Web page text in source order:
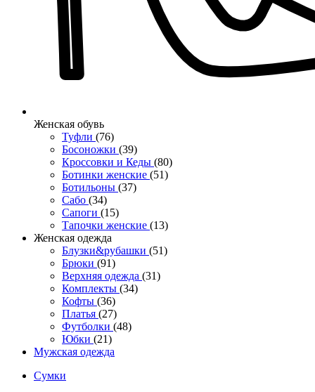
Женcкая обувь
Туфли (76)
Босоножки (39)
Кроссовки и Кеды (80)
Ботинки женские (51)
Ботильоны (37)
Сабо (34)
Сапоги (15)
Тапочки женские (13)
Женская одежда
Блузки&рубашки (51)
Брюки (91)
Верхняя одежда (31)
Комплекты (34)
Кофты (36)
Платья (27)
Футболки (48)
Юбки (21)
Мужская одежда
Сумки